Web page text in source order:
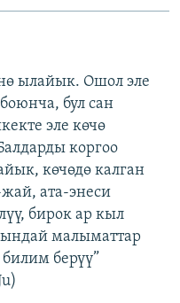
ылайык. Ошол эле
бул сан
эле көчө
коргоо
көчөдө калган
ата-энеси
бирок ар кыл
малыматтар
берүү”